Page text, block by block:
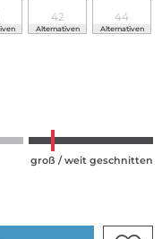
42
Alternativen
44
Alternativen
groß / weit geschnitten